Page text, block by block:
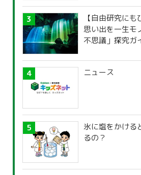
【自由研究に
思い出を一生モ
不思議」探究ガ
ニュース
氷に塩をかける
るの？